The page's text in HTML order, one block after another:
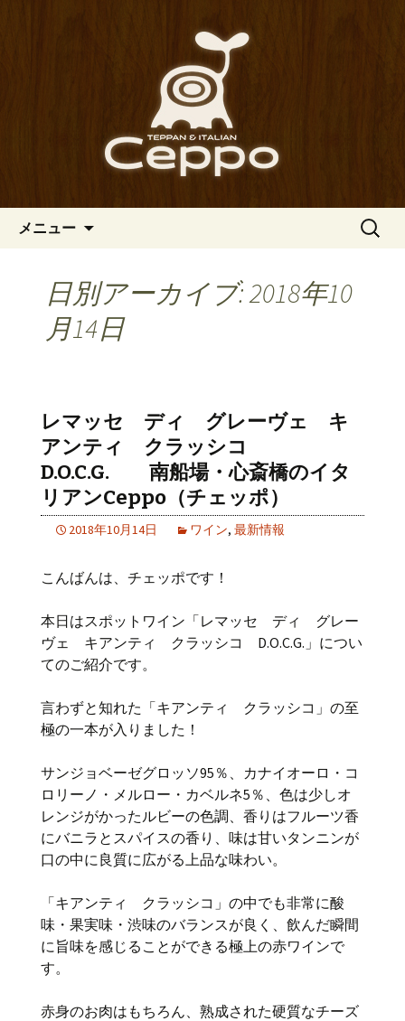
南船場・心斎橋のイタリアン
「Ceppo（チェッポ）」の公式
イタリアン「Ceppo（チェッポ）」。
さまざまなパスタや讃岐オリーブ牛の
ステーキのほか、バルメニューも豊富
にご用意。デートにも一人飲みのお客
様にもぴったりです。
メニュー
検
日別アーカイブ: 2018年10
月14日
レマッセ ディ グレーヴェ キ
アンティ クラッシコ
D.O.C.G. 南船場・心斎橋のイタ
リアンCeppo（チェッポ）
2018年10月14日 ワイン, 最新情報
こんばんは、チェッポです！
本日はスポットワイン「レマッセ ディ グレー
ヴェ キアンティ クラッシコ D.O.C.G.」につい
てのご紹介です。
言わずと知れた「キアンティ クラッシコ」の至
極の一本が入りました！
サンジョベーゼグロッソ95％、カナイオーロ・コ
ロリーノ・メルロー・カベルネ5％、色は少しオ
レンジがかったルビーの色調、香りはフルーツ香
にバニラとスパイスの香り、味は甘いタンニンが
口の中に良質に広がる上品な味わい。
「キアンティ クラッシコ」の中でも非常に酸
味・果実味・渋味のバランスが良く、飲んだ瞬間
に旨味を感じることができる極上の赤ワインで
す。
赤身のお肉はもちろん、熟成された硬質なチーズ